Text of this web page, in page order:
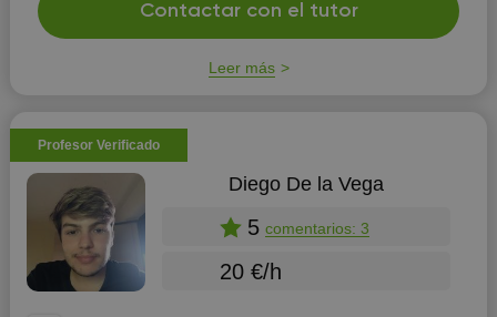
Contactar con el tutor
Leer más
Profesor Verificado
Diego De la Vega
5 comentarios: 3
20 €/h